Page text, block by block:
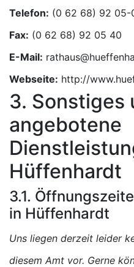
Telefon:
Fax:
E-Mail:
Webseite: http://
3. Sonstiges
angebotene
Hüffenhardt
3.1.
in Hüffenhardt
Uns liegen derzeit leider
diesem Amt vor. Gerne